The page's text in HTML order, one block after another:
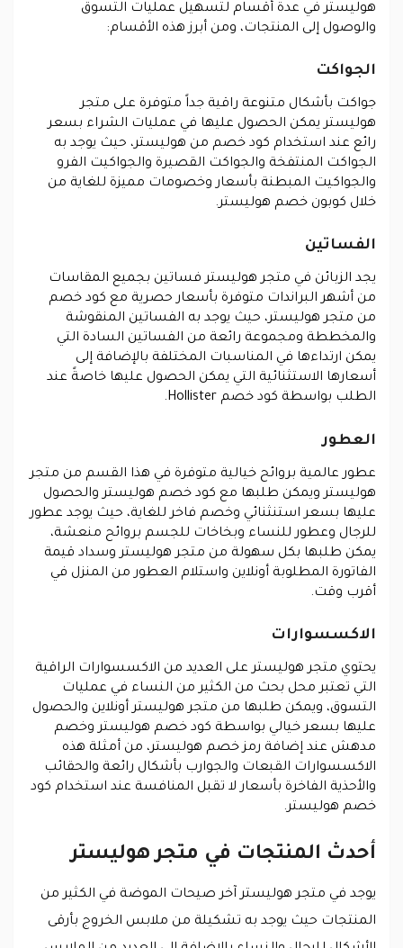
هوليستر في عدة أقسام لتسهيل عمليات التسوق
والوصول إلى المنتجات، ومن أبرز هذه الأقسام:
الجواكت
جواكت بأشكال متنوعة راقية جداً متوفرة على متجر
هوليستر يمكن الحصول عليها في عمليات الشراء بسعر
رائع عند استخدام كود خصم من هوليستر، حيث يوجد به
الجواكت المنتفخة والجواكت القصيرة والجواكيت الفرو
والجواكيت المبطنة بأسعار وخصومات مميزة للغاية من
خلال كوبون خصم هوليستر.
الفساتين
يجد الزبائن في متجر هوليستر فساتين بجميع المقاسات
من أشهر البراندات متوفرة بأسعار حصرية مع كود خصم
من متجر هوليستر، حيث يوجد به الفساتين المنقوشة
والمخططة ومجموعة رائعة من الفساتين السادة التي
يمكن ارتداءها في المناسبات المختلفة بالإضافة إلى
أسعارها الاستثنائية التي يمكن الحصول عليها خاصةً عند
الطلب بواسطة كود خصم Hollister.
العطور
عطور عالمية بروائح خيالية متوفرة في هذا القسم من متجر
هوليستر ويمكن طلبها مع كود خصم هوليستر والحصول
عليها بسعر استنثنائي وخصم فاخر للغاية، حيث يوجد عطور
للرجال وعطور للنساء وبخاخات للجسم بروائح منعشة،
يمكن طلبها بكل سهولة من متجر هوليستر وسداد قيمة
الفاتورة المطلوبة أونلاين واستلام العطور من المنزل في
أقرب وقت.
الاكسسوارات
يحتوي متجر هوليستر على العديد من الاكسسوارات الراقية
التي تعتبر محل بحث من الكثير من النساء في عمليات
التسوق، ويمكن طلبها من متجر هوليستر أونلاين والحصول
عليها بسعر خيالي بواسطة كود خصم هوليستر وخصم
مدهش عند إضافة رمز خصم هوليستر، من أمثلة هذه
الاكسسوارات القبعات والجوارب بأشكال رائعة والحقائب
والأحذية الفاخرة بأسعار لا تقبل المنافسة عند استخدام كود
خصم هوليستر.
أحدث المنتجات في متجر هوليستر
يوجد في متجر هوليستر آخر صيحات الموضة في الكثير من
المنتجات حيث يوجد به تشكيلة من ملابس الخروج بأرقى